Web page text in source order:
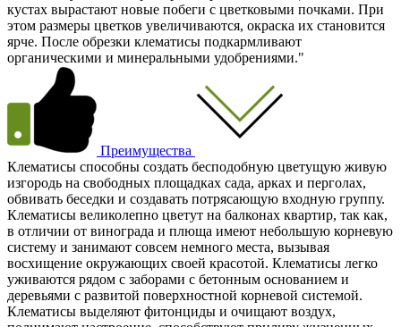
кустах вырастают новые побеги с цветковыми почками. При
этом размеры цветков увеличиваются, окраска их становится
ярче. После обрезки клематисы подкармливают
органическими и минеральными удобрениями."
Преимущества
Клематисы способны создать бесподобную цветущую живую
изгородь на свободных площадках сада, арках и перголах,
обвивать беседки и создавать потрясающую входную группу.
Клематисы великолепно цветут на балконах квартир, так как,
в отличии от винограда и плюща имеют небольшую корневую
систему и занимают совсем немного места, вызывая
восхищение окружающих своей красотой. Клематисы легко
уживаются рядом с заборами с бетонным основанием и
деревьями с развитой поверхностной корневой системой.
Клематисы выделяют фитонциды и очищают воздух,